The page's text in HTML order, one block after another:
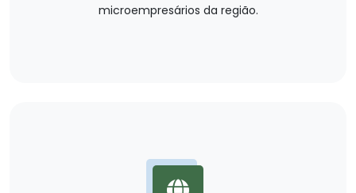
microempresários da região.